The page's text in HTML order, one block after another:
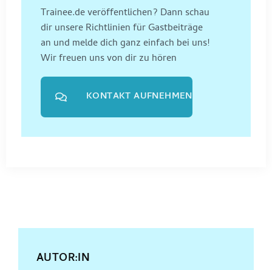
Trainee.de veröffentlichen? Dann schau
dir unsere Richtlinien für Gastbeiträge
an und melde dich ganz einfach bei uns!
Wir freuen uns von dir zu hören
KONTAKT AUFNEHMEN
AUTOR:IN